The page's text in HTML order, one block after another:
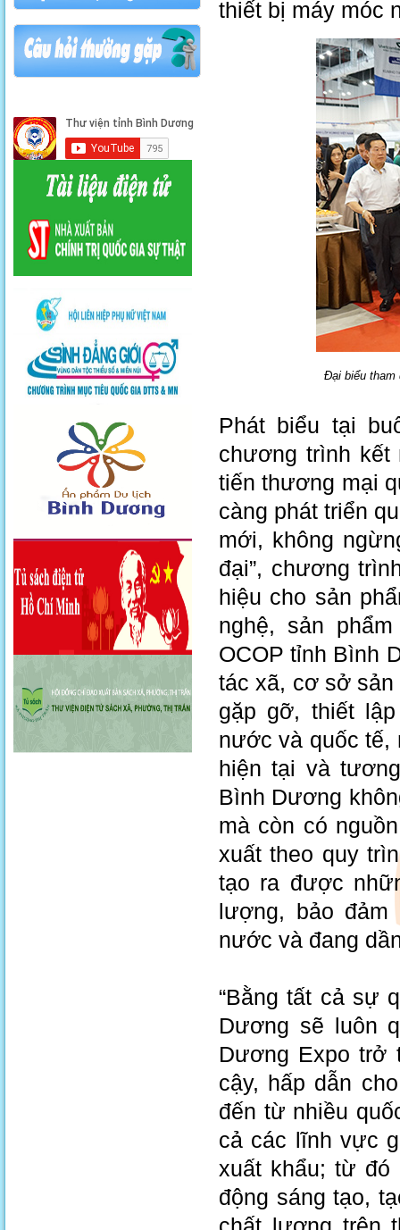
thiết bị máy móc
Đại biểu tham
Phát biểu tại
chương trình kết
tiến thương mại
càng phát triển
mới, không
đại”, chương
hiệu cho sản
nghệ, sản
OCOP tỉnh Bình
tác xã, cơ sở
gặp gỡ, thiết
nước và quốc tế,
hiện tại và
Bình Dương
mà còn có
xuất theo quy
tạo ra được
lượng, bảo
nước và đang
“Bằng tất cả sự
Dương sẽ luôn
Dương Expo trở
cậy, hấp dẫn
đến từ nhiều
cả các lĩnh vực
xuất khẩu; từ đó
động sáng tạo,